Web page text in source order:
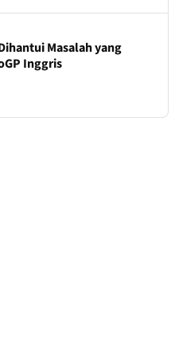
Masalah yang
Inggris